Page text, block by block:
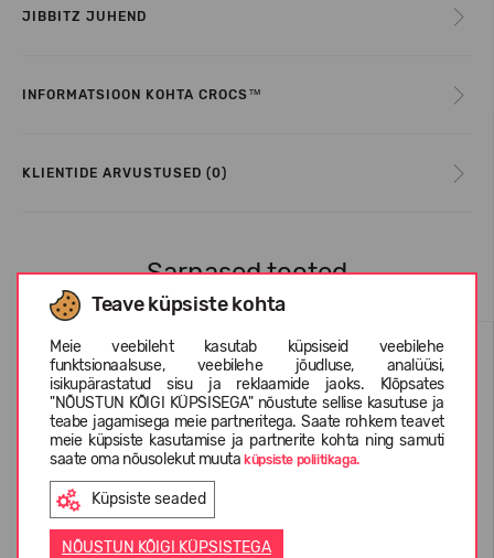
Teave küpsiste kohta
Meie veebileht kasutab küpsiseid veebilehe
funktsionaalsuse, veebilehe jõudluse, analüüsi,
isikupärastatud sisu ja reklaamide jaoks. Klõpsates
"NÕUSTUN KÕIGI KÜPSISEGA" nõustute sellise kasutuse ja
teabe jagamisega meie partneritega. Saate rohkem teavet
meie küpsiste kasutamise ja partnerite kohta ning samuti
saate oma nõusolekut muutaküpsiste poliitikaga.
Küpsiste seaded
NÕUSTUN KÕIGI KÜPSISTEGA
JIBBITZ JUHEND
INFORMATSIOON KOHTA CROCS™
KLIENTIDE ARVUSTUSED (0)
Sarnased tooted